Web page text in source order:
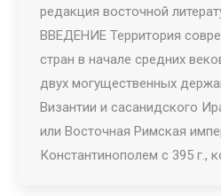
редакция восточной
ВВЕДЕНИЕ Территория
стран в начале средних
двух могущественных
Византии и сасанидского
или Восточная Римская
Константинополем с 395 г.,